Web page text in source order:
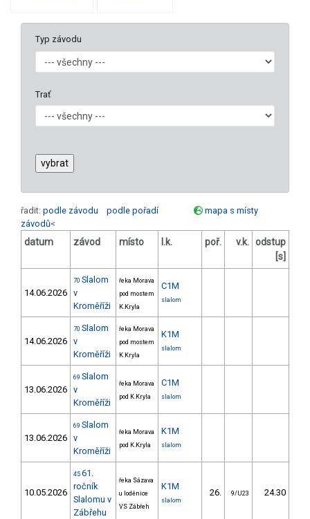
Typ závodu
Trať
řadit: podle závodu podle pořadí
mapa s místy
závodů<
datum závod místo l.k. poř. v.k. odstup
[s]
14.06.2026
70 Slalom
v
Kroměříži
řeka Morava
pod mostem
K.Kryla
C1M
slalom
14.06.2026
70 Slalom
v
Kroměříži
řeka Morava
pod mostem
K.Kryla
K1M
slalom
13.06.2026
69 Slalom
v
Kroměříži
řeka Morava
pod K.Kryla
C1M
slalom
13.06.2026
69 Slalom
v
Kroměříži
řeka Morava
pod K.Kryla
K1M
slalom
10.05.2026
45 61.
ročník
Slalomu v
Zábřehu
řeka Sázava
u loděnice
VS Zábřeh
K1M
slalom
26. 9/U23 24.30